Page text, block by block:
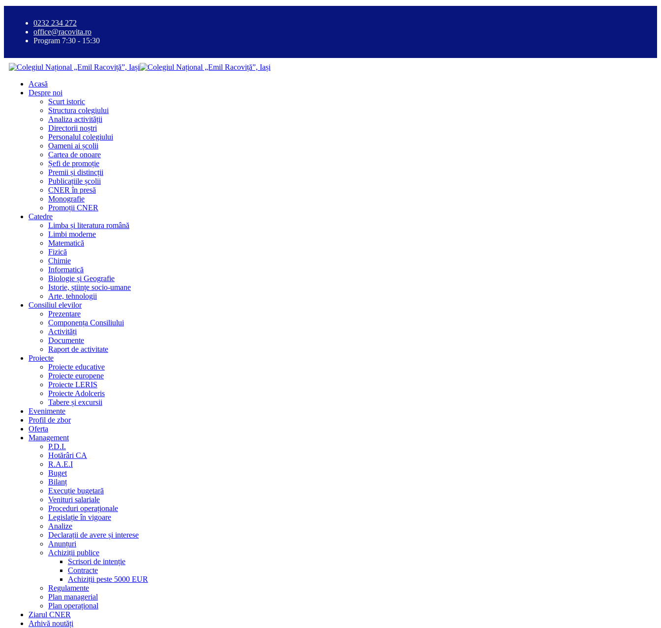
0232 234 272
office@racovita.ro
Program 7:30 - 15:30
Acasă
Despre noi
Scurt istoric
Structura colegiului
Analiza activității
Directorii noștri
Personalul colegiului
Oameni ai școlii
Cartea de onoare
Șefi de promoție
Premii și distincții
Publicațiile școlii
CNER în presă
Monografie
Promoții CNER
Catedre
Limba și literatura română
Limbi moderne
Matematică
Fizică
Chimie
Informatică
Biologie și Geografie
Istorie, științe socio-umane
Arte, tehnologii
Consiliul elevilor
Prezentare
Componența Consiliului
Activități
Documente
Raport de activitate
Proiecte
Proiecte educative
Proiecte europene
Proiecte LERIS
Proiecte Adolceris
Tabere și excursii
Evenimente
Profil de zbor
Oferta
Management
P.D.I.
Hotărâri CA
R.A.E.I
Buget
Bilanț
Execuție bugetară
Venituri salariale
Proceduri operaționale
Legislație în vigoare
Analize
Declarații de avere și interese
Anunțuri
Achiziții publice
Scrisori de intenție
Contracte
Achiziții peste 5000 EUR
Regulamente
Plan managerial
Plan operațional
Ziarul CNER
Arhivă noutăți